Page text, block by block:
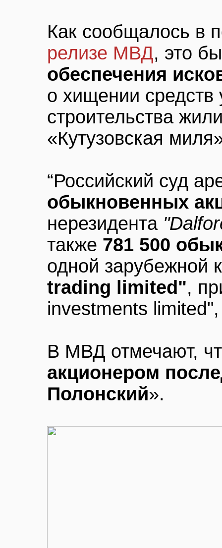
Как сообщалось в
релизе МВД, это
обеспечения
о хищении средств
строительства
«Кутузовская
“Российский суд
обыкновенных
нерезидента
также 781 500
одной
trading limited",
investments
В МВД отмечают,
акционером
Полонский».